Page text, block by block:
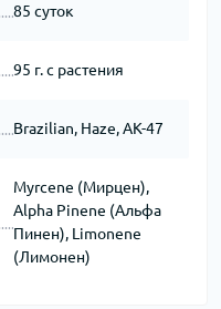
85 суток
95 г. с растения
Brazilian, Haze, AK-47
Myrcene (Мирцен),
Alpha Pinene (Альфа
Пинен), Limonene
(Лимонен)